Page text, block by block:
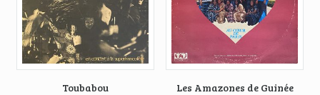
Toubabou
Les Amazones de Guinée